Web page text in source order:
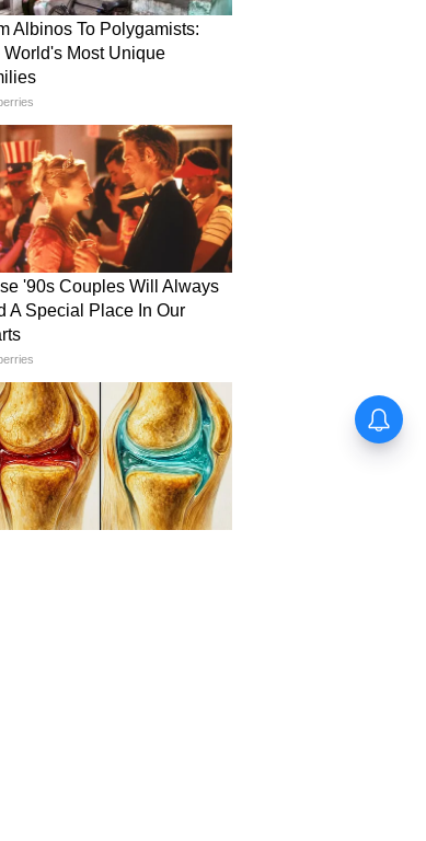
7th Pay Commission: সরকারি
কর্মীদের জন্য বড় খবর! ৭ম বেতন কমিশনের
ফলে কমে যাবে ছুটির সংখ্যা? বেতন বাড়লেও
বাড়বে কাজের দিন